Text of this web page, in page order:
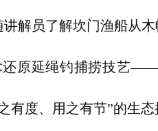
解员了解坎门渔船从
原延绳钓捕捞技艺
度、用之有节”的生